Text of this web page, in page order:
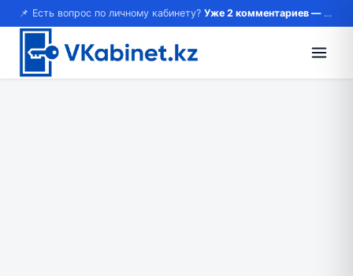
📌 Есть вопрос по личному кабинету? Уже 2 комментариев — возможно, ответ там!